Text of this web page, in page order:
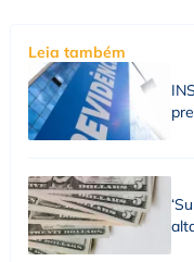
Leia também